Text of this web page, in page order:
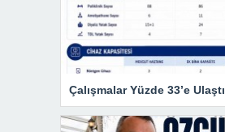
Çalışmalar Yüzde 33’e Ulaştı